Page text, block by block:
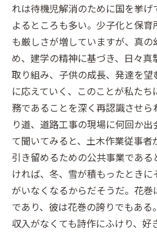
れは待機児解消のために国を挙
よるところも多い。少子化と保
も厳しさが増していますが、真
め、建学の精神に基づき、日々真
取り組み、子供の成長、発達を
に応えていく、このことが私た
務であることを深く再認識させ
り道、道路工事の現場に何回か
て聞いてみると、土木作業従事者
引き留めるための公共事業である
ければ、冬、雪が積もったとき
がいなくなるからだそうだ。花
であり、彼は花巻の誇りでもある
収入がなくても詩作にふけり、好